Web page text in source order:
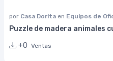
por Casa Dorita en Equipos de
Puzzle de madera animales
+0 Ventas